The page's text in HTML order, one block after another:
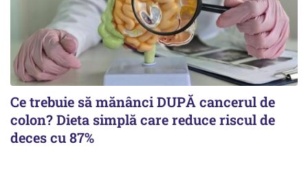
Ce trebuie să mănânci DUPĂ cancerul de
colon? Dieta simplă care reduce riscul de
deces cu 87%